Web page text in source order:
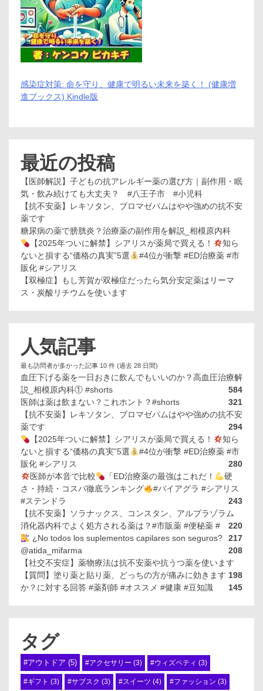
感染症対策: 命を守り、健康で明るい未来を築く！ (健康増
進ブックス) Kindle版
最近の投稿
【医師解説】子どもの抗アレルギー薬の選び方｜副作用・眠
気・飲み続けても大丈夫？ #八王子市 #小児科
【抗不安薬】レキソタン、ブロマゼパムはやや強めの抗不安
薬です
糖尿病の薬で膀胱炎？治療薬の副作用を解説_相模原内科
【2025年ついに解禁】シアリスが薬局で買える！
知ら
ないと損する“価格の真実”5選
#4位が衝撃 #ED治療薬 #市
販化 #シアリス
【双極症】もし芳賀が双極症だったら気分安定薬はリーマ
ス・炭酸リチウムを使います
人気記事
最も訪問者が多かった記事 10 件 (過去 28 日間)
血圧下げる薬を一日おきに飲んでもいいのか？高血圧治療解
説_相模原内科① #shorts
584
医師は薬は飲まない？これホント？#shorts
321
【抗不安薬】レキソタン、ブロマゼパムはやや強めの抗不安
薬です
294
【2025年ついに解禁】シアリスが薬局で買える！
知ら
ないと損する“価格の真実”5選
#4位が衝撃 #ED治療薬 #市
販化 #シアリス
280
医師が本音で比較
「ED治療薬の最強はこれだ！
硬
さ・持続・コスパ徹底ランキング
#バイアグラ #シアリス
#ステンドラ
243
【抗不安薬】ソラナックス、コンスタン、アルプラゾラム
220
消化器内科でよく処方される薬は？#市販薬 #便秘薬 #
217
¿No todos los suplementos capilares son seguros?
@atida_mifarma
208
【社交不安症】薬物療法は抗不安薬や抗うつ薬を使います
198
【質問】塗り薬と貼り薬、どっちの方が痛みに効きます
か？に対する回答 #薬剤師 #オススメ #健康 #豆知識
145
タグ
#アウトドア (5) #アクセサリー (3) #ウィズペティ (3)
#ギフト (3) #サブスク (3) #スイーツ (4) #ファッション (3)